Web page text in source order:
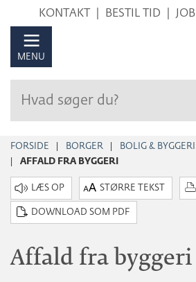
Hop
KONTAKT BESTIL TID JOB
MENU
FORSIDE BORGER BOLIG & BYGGERI
AFFALD FRA BYGGERI
STØRRE TEKST
DOWNLOAD SOM PDF
Affald fra byggeri